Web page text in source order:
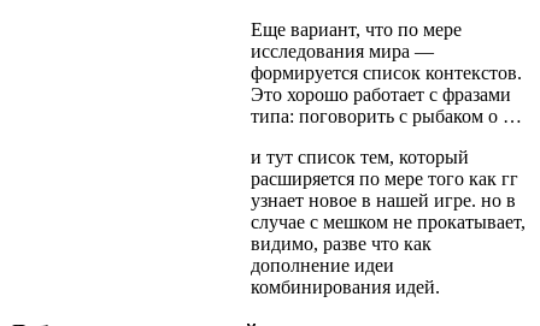
Еще вариант, что по мере
исследования мира —
формируется список контекстов.
Это хорошо работает с фразами
типа: поговорить с рыбаком о …
и тут список тем, который
расширяется по мере того как гг
узнает новое в нашей игре. но в
случае с мешком не прокатывает,
видимо, разве что как
дополнение идеи
комбинирования идей.